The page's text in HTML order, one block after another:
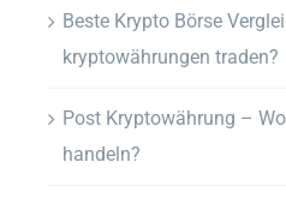
Beste Krypto Börse
kryptowährungen traden?
Post Kryptowährung –
handeln?